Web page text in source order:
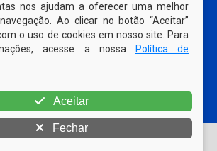
e-SIC
Municipal de Sanharó | Todos os
nos ajudam a oferecer uma melhor
Ao clicar no botão “Aceitar”
o uso de cookies em nosso site. Para
acesse a nossa
Política de
Aceitar
Fechar